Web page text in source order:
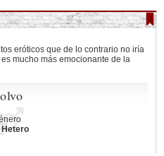
eróticos que de lo contrario no iría
mucho más emocionante de la
Hetero